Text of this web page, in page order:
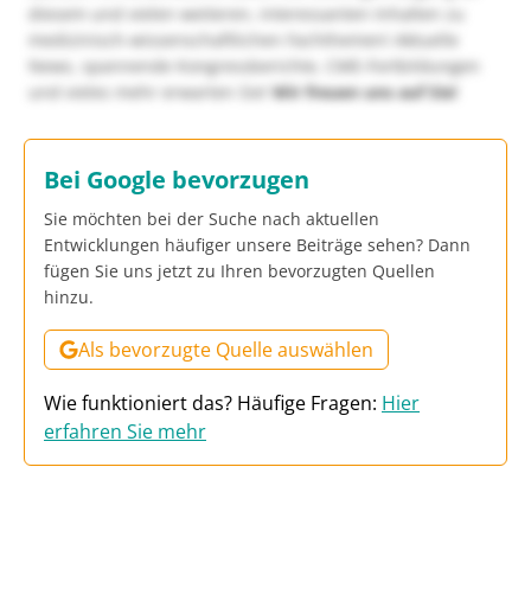
diesem und vielen weiteren, interessanten Inhalten zu
medizinisch-wissenschaftlichen Fachthemen! Aktuelle
News, spannende Kongressberichte, CME-Fortbildungen
und vieles mehr erwarten Sie!Wir freuen uns auf Sie!
Bei Google bevorzugen
Sie möchten bei der Suche nach aktuellen
Entwicklungen häufiger unsere Beiträge sehen? Dann
fügen Sie uns jetzt zu Ihren bevorzugten Quellen
hinzu.
Als bevorzugte Quelle auswählen
Wie funktioniert das? Häufige Fragen: Hier
erfahren Sie mehr